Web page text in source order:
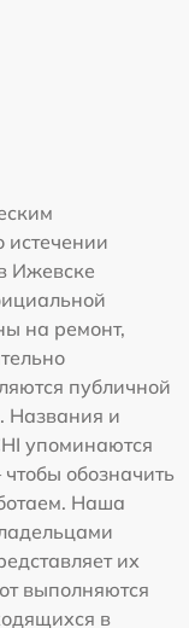
истечении
Ижевске
на ремонт,
публичной
Названия и
упоминаются
обозначить
Наша
их
выполняются
в